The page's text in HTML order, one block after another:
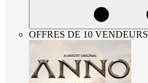
OFFRES DE 10 VENDEURS